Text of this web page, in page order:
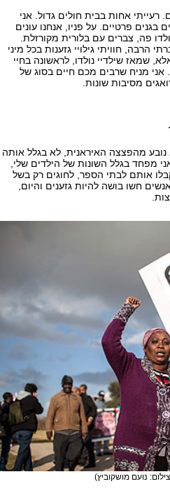
רעייתי אחות בבית חולים גדול. אני
בגנים פרטיים. על פניו, אנחנו עונים
פה, צברים עם בלורית מקורזלת.
עברתי הרבה, חוויתי גילויי גזענות בכל מיני
שמאז שילדיי נולדו, לראשונה בחיי
מניח שרבים מכם חיים בסוג של
מסיבות שונות.
מהפצצה האיראנית, לא בגלל אותה
מפחד בגלל השונות של הילדים שלי,
אותם לבתי הספר, לחוגים רק בשל
חשו בושה להיות גזענים והיום,
נועם מושקוביץ)